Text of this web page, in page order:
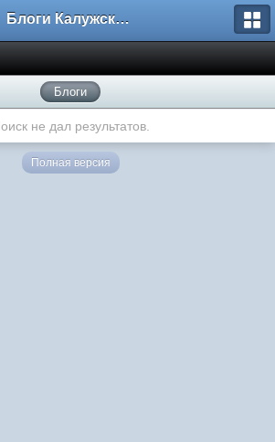
Блоги Калужского перекрестка
Блоги
не дал результатов.
Полная версия